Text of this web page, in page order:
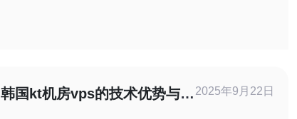
和技术，VPS服务器在韩国通常
韩国kt机房vps的技术优势与用 2025年9月22日